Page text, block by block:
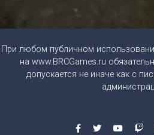
При любом публичном
на www.BRCGames.ru
допускается не иначе как с